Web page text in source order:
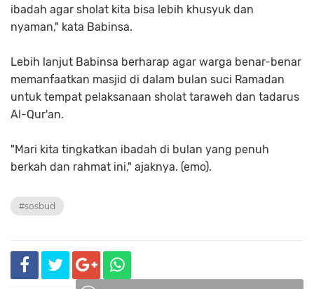
ibadah agar sholat kita bisa lebih khusyuk dan
nyaman," kata Babinsa.
Lebih lanjut Babinsa berharap agar warga benar-benar
memanfaatkan masjid di dalam bulan suci Ramadan
untuk tempat pelaksanaan sholat taraweh dan tadarus
Al-Qur'an.
"Mari kita tingkatkan ibadah di bulan yang penuh
berkah dan rahmat ini," ajaknya. (emo).
#sosbud